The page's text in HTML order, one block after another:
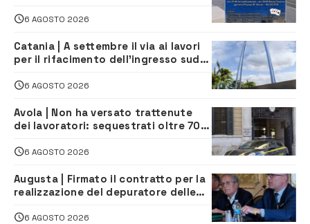
6 AGOSTO 2026
Catania | A settembre il via ai lavori
per il rifacimento dell’ingresso sud
6 AGOSTO 2026
Avola | Non ha versato trattenute
dei lavoratori: sequestrati oltre 700
climatizzazione
6 AGOSTO 2026
Augusta | Firmato il contratto per la
realizzazione del depuratore delle
6 AGOSTO 2026